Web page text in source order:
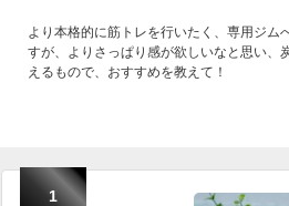
より本格的に筋トレを行いたく、専用ジ
すが、よりさっぱり感が欲しいなと思い、
えるもので、おすすめを教えて！
1